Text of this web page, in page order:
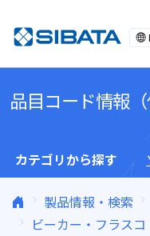
品目コード情報（
カテゴリから探す
製品情報・検索
ビーカー・フラスコ